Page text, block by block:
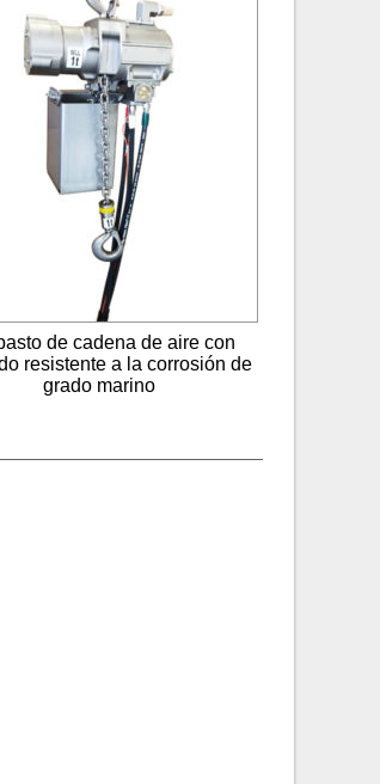
de cadena de aire con
resistente a la corrosión de
grado marino